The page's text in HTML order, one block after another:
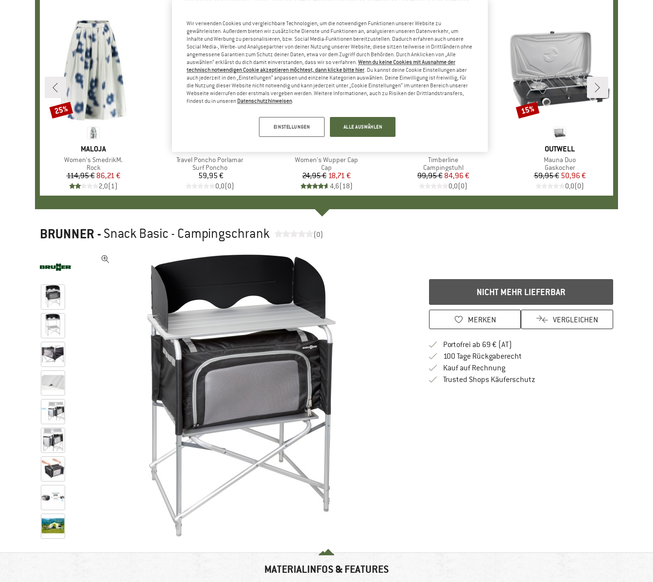
MARKE
MALOJA
Artikel
Women's SmedrikM.
Produktgruppe
Rock
Preis
114,95 €reduzierter Preis
86,21 €
2,0(1)
Rabatt
25%
Artikel
Travel Poncho Porlamar
Produktgruppe
Surf Poncho
Preis
59,95 €
0,0(0)
Artikel
Women's Wupper Cap
Produktgruppe
Cap
Preis
24,95 €reduzierter Preis
18,71 €
4,6(18)
Artikel
Timberline
Produktgruppe
Campingstuhl
Preis
99,95 € reduzierter Preis
84,96 €
0,0(0)
MARKE
OUTWELL
Artikel
Mauna Duo
Produktgruppe
Gaskocher
Preis
59,95 € reduzierter Preis
50,96 €
0,0(0)
Rabatt
15%
BRUNNER -Snack Basic - Campingschrank (0)
NICHT MEHR LIEFERBAR
MERKEN VERGLEICHEN
Portofrei ab 69 € (AT)
100 Tage RückgaberechtGehe hier zu den Rückgabe-Richtlinien
Kauf auf RechnungFinde die Zahlungs-Infos hier! Öffnet sich in
Trusted Shops KäuferschutzFinde alle Infos hier!
MATERIALINFOS & FEATURES
Wir verwenden Cookies und vergleichbare Technologien, um die notwendigen Funktionen unserer Website zu
gewährleisten. Außerdem bieten wir zusätzliche Dienste und Funktionen an, analysieren unseren Datenverkehr, um
Inhalte und Werbung zu personalisieren, bzw. Social Media-Funktionen bereitzustellen. Dadurch erfahren auch unsere
Social Media-, Werbe- und Analysepartner von deiner Nutzung unserer Website; diese sitzen teilweise in Drittländern ohne
angemessene Garantien zum Schutz deiner Daten, etwa vor dem Zugriff durch Behörden. Durch Anklicken von „Alle
auswählen“ erklärst du dich damit einverstanden, dass wir so verfahren. Wenn du keine Cookies mit Ausnahme der
technisch notwendigen Cookie akzeptieren möchtest, dann klicke bitte hier. Du kannst deine Cookie Einstellungen aber
auch jederzeit in den „Einstellungen“ anpassen und einzelne Kategorien auswählen. Deine Einwilligung ist freiwillig, für
die Nutzung dieser Website nicht notwendig und kann jederzeit unter „Cookie Einstellungen“ im unteren Bereich unserer
Webseite widerrufen oder erstmals vergeben werden. Weitere Informationen, auch zu Risiken der Drittlandstransfers,
findest du in unseren Datenschutzhinweisen.
EINSTELLUNGEN ALLE AUSWÄHLEN